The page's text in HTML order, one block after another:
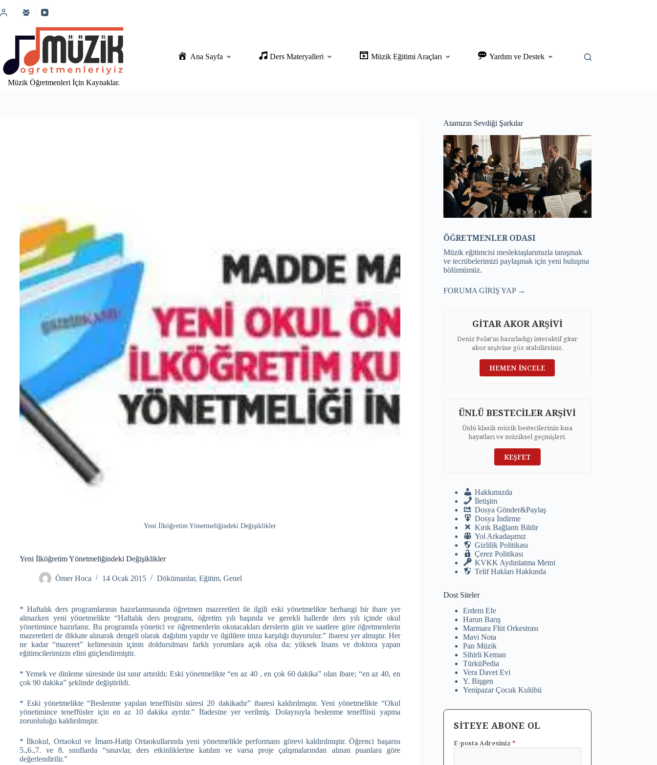
atla
Müzik Öğretmenleri İçin Kaynaklar.
Ana Sayfa Ders Materyalleri Müzik Eğitimi Araçları Yardım ve Destek
Yeni İlköğretim Yönetmeliğindeki Değişiklikler
Yeni İlköğretim Yönetmeliğindeki Değişiklikler
Ömer Hoca 14 Ocak 2015 Dökümanlar, Eğitim, Genel
* Haftalık ders programlarının hazırlanmasında öğretmen mazeretleri ile ilgili eski yönetmelikte herhangi bir ibare yer
almazken yeni yönetmelikte “Haftalık ders programı, öğretim yılı başında ve gerekli hallerde ders yılı içinde okul
yönetimince hazırlanır. Bu programda yönetici ve öğretmenlerin okutacakları derslerin gün ve saatlere göre öğretmenlerin
mazeretleri de dikkate alınarak dengeli olarak dağılımı yapılır ve ilgililere imza karşılığı duyurulur.” ibaresi yer almıştır. Her
ne kadar “mazeret” kelimesinin içinin doldurulması farklı yorumlara açık olsa da; yüksek lisans ve doktora yapan
eğitimcilerimizin elini güçlendirmiştir.
* Yemek ve dinleme süresinde üst sınır artırıldı: Eski yönetmelikte “en az 40 , en çok 60 dakika” olan ibare; “en az 40, en
çok 90 dakika” şeklinde değiştirildi.
* Eski yönetmelikte “Beslenme yapılan teneffüsün süresi 20 dakikadır” ibaresi kaldırılmıştır. Yeni yönetmelikte “Okul
yönetimince teneffüsler için en az 10 dakika ayrılır.” İfadesine yer verilmiş. Dolayısıyla beslenme teneffüsü yapma
zorunluluğu kaldırılmıştır.
* İlkokul, Ortaokul ve İmam-Hatip Ortaokullarında yeni yönetmelikle performans görevi kaldırılmıştır. Öğrenci başarısı
5.,6.,7. ve 8. sınıflarda “sınavlar, ders etkinliklerine katılım ve varsa proje çalışmalarından alınan puanlara göre
değerlendirilir.”
Atamızın Sevdiği Şarkılar
ÖĞRETMENLER ODASI
Müzik eğitimcisi meslektaşlarımızla tanışmak
ve tecrübelerimizi paylaşmak için yeni buluşma
bölümümüz.
FORUMA GİRİŞ YAP →
GİTAR AKOR ARŞİVİ
Deniz Polat'ın hazırladığı interaktif gitar
akor arşivine göz atabilirsiniz.
HEMEN İNCELE
ÜNLÜ BESTECİLER ARŞİVİ
Ünlü klasik müzik bestecilerinin kısa
hayatları ve müziksel geçmişleri.
KEŞFET
Hakkımızda
İletişim
Dosya Gönder&Paylaş
Dosya İndirme
Kırık Bağlantı Bildir
Yol Arkadaşımız
Gizlilik Politikası
Çerez Politikası
KVKK Aydınlatma Metni
Telif Hakları Hakkında
Dost Siteler
Erdem Efe
Harun Barış
Marmara Flüt Orkestrası
Mavi Nota
Pan Müzik
Sihirli Keman
TürküPedia
Vera Davet Evi
Y. Bişgen
Yenipazar Çocuk Kulübü
SİTEYE ABONE OL
E-posta Adresiniz*